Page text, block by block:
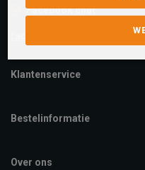
Facebook chat
facebook.com/
Klantenservice
Bestelinformatie
Over ons